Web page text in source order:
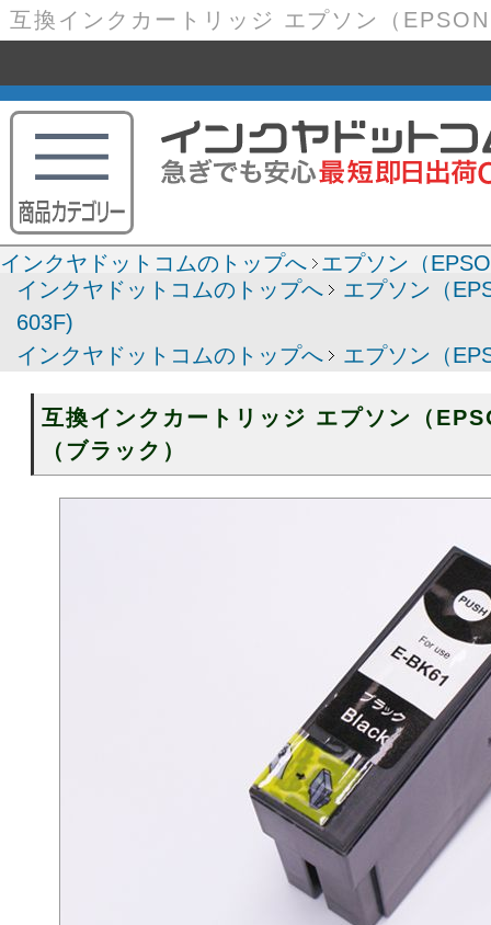
インクヤドットコムのトップへ
エプソン（
インクヤドットコムのトップへ
エプソン（
603F)
インクヤドットコムのトップへ
エプソン（
互換インクカートリッジ エプソン（
（ブラック）